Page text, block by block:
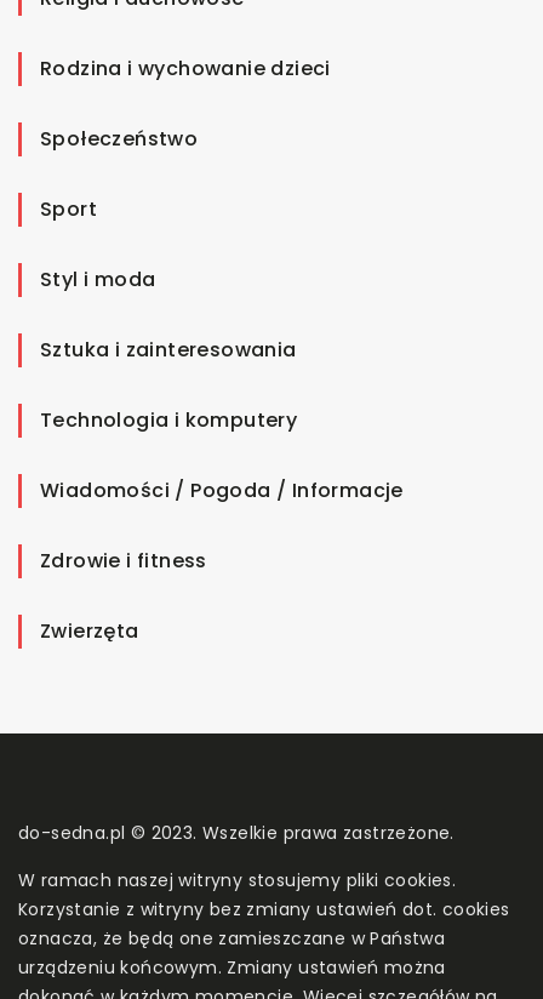
Rodzina i wychowanie dzieci
Społeczeństwo
Sport
Styl i moda
Sztuka i zainteresowania
Technologia i komputery
Wiadomości / Pogoda / Informacje
Zdrowie i fitness
Zwierzęta
do-sedna.pl © 2023. Wszelkie prawa zastrzeżone.
W ramach naszej witryny stosujemy pliki cookies.
Korzystanie z witryny bez zmiany ustawień dot. cookies
oznacza, że będą one zamieszczane w Państwa
urządzeniu końcowym. Zmiany ustawień można